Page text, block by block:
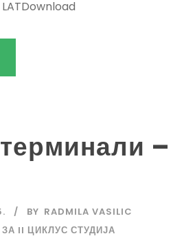
LATDownload
–
BY RADMILA VASILIC
II ЦИКЛУС СТУДИЈА